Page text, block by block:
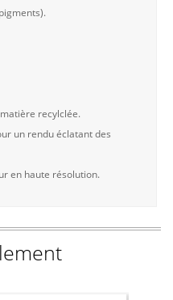
recylclée.
un rendu éclatant des
en haute résolution.